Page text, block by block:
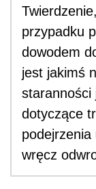
przypadku
dowodem
jest jakimś
staranności
dotyczące
wręcz